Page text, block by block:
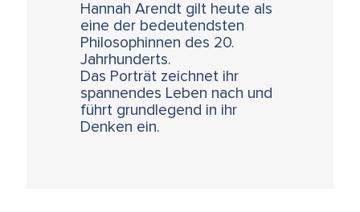
Hannah Arendt gilt heute als
eine der bedeutendsten
Philosophinnen des 20.
Jahrhunderts.
Das Porträt zeichnet ihr
spannendes Leben nach und
führt grundlegend in ihr
Denken ein.